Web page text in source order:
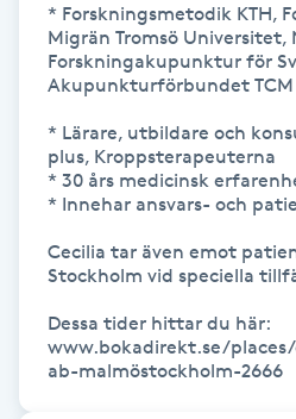
Kinesisk medicin
Kiropraktik
Klangmassage
Klippning
Klippning & Slingor
* Forskningsmetodik KTH,
Migrän Tromsö Universitet,
Forskningakupunktur för
Akupunkturförbundet TCM
* Lärare, utbildare och
plus, Kroppsterapeuterna
* 30 års medicinsk
* Innehar ansvars- och
Cecilia tar även emot
Stockholm vid speciella
Dessa tider hittar du här:
www.bokadirekt.se/